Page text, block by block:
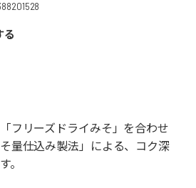
る
フリーズドライみそ」を合わせ
量仕込み製法」による、コク深
。